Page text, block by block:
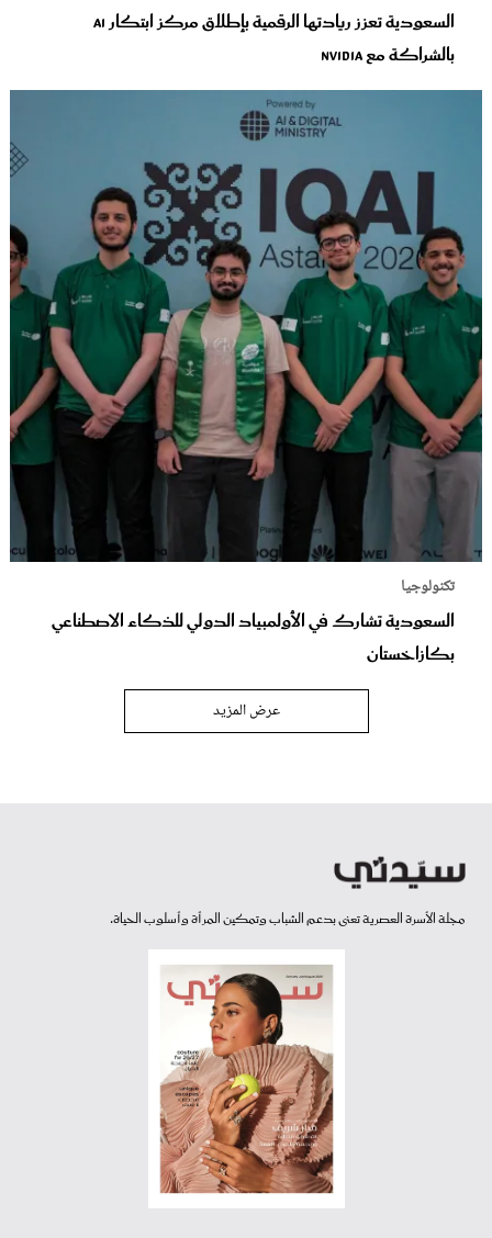
السعودية تعزز ريادتها الرقمية بإطلاق مركز ابتكار AI
بالشراكة مع NVIDIA
تكنولوجيا
السعودية تشارك في الأولمبياد الدولي للذكاء الاصطناعي
بكازاخستان
عرض المزيد
مجلة الأسرة العصرية تعنى بدعم الشباب وتمكين المرأة وأسلوب الحياة.